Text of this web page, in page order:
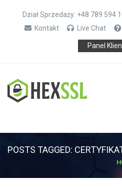
Dział Sprzedaży: +48 789 594
Kontakt
Live Chat
Panel
POSTS TAGGED: